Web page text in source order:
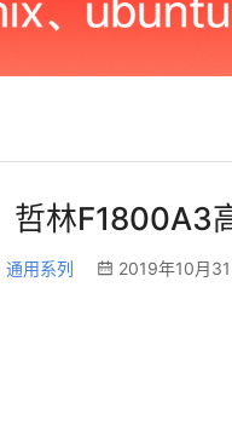
哲林F1800A3
通用系列 2019年10月